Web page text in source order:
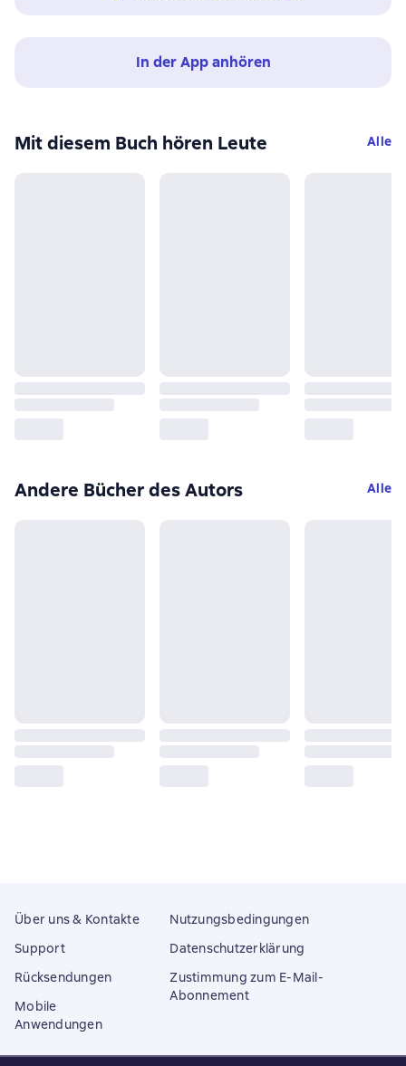
In der App anhören
Mit diesem Buch hören Leute Alle
Andere Bücher des Autors Alle
Über uns & Kontakte
Support
Rücksendungen
Mobile
Anwendungen
Nutzungsbedingungen
Datenschutzerklärung
Zustimmung zum E-Mail-
Abonnement